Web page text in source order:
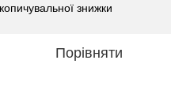
знижки
Порівняти